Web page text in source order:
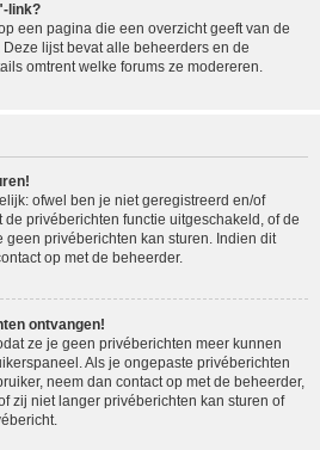
link?
een pagina die een overzicht geeft van de
lijst bevat alle beheerders en de
omtrent welke forums ze modereren.
ofwel ben je niet geregistreerd en/of
privéberichten functie uitgeschakeld, of de
geen privéberichten kan sturen. Indien dit
op met de beheerder.
ontvangen!
ze je geen privéberichten meer kunnen
Als je ongepaste privéberichten
neem dan contact op met de beheerder,
zij niet langer privéberichten kan sturen of